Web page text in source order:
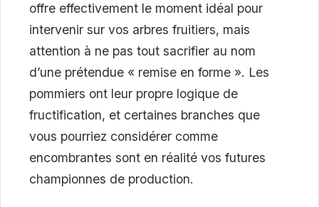
offre effectivement le moment idéal pour
intervenir sur vos arbres fruitiers, mais
attention à ne pas tout sacrifier au nom
d’une prétendue « remise en forme ». Les
pommiers ont leur propre logique de
fructification, et certaines branches que
vous pourriez considérer comme
encombrantes sont en réalité vos futures
championnes de production.